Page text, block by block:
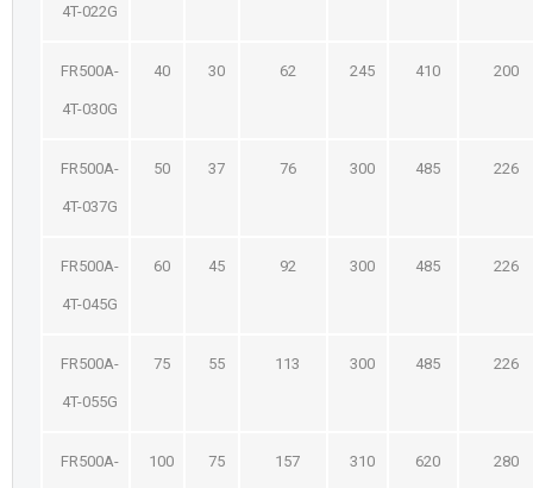
4T-022G
FR500A-
4T-030G
40 30 62 245 410 200
FR500A-
4T-037G
50 37 76 300 485 226
FR500A-
4T-045G
60 45 92 300 485 226
FR500A-
4T-055G
75 55 113 300 485 226
FR500A- 100 75 157 310 620 280